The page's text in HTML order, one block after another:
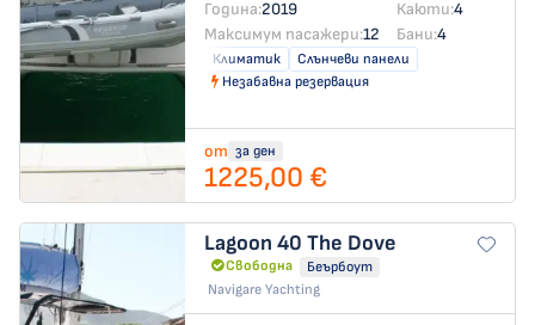
Година:2019 Каюти:4
Максимум пасажери:12 Бани:4
Климатик
Слънчеви панели
Незабавна резервация
от за ден
1225,00 €
Lagoon 40 The Dove
Свободна
Беърбоут
Navigare Yachting